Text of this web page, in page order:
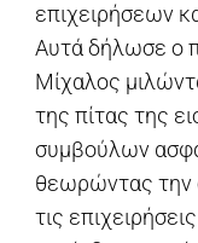
επιχειρήσεων
Αυτά δήλωσε ο
Μίχαλος
της πίτας της
συμβούλων
θεωρώντας την
τις